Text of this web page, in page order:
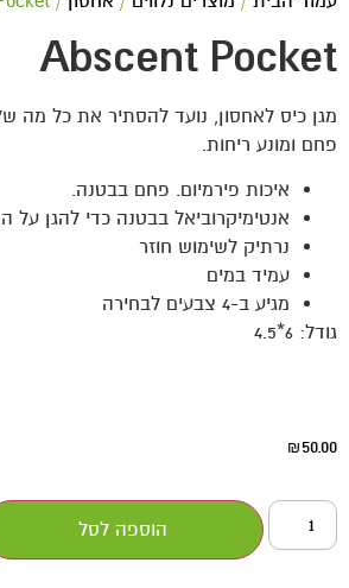
Abscent Pocket
מגן כיס לאחסון, נועד להסתיר את כל מה
פחם ומונע ריחות.
איכות פירמיום. פחם בבטנה.
אנטימיקרוביאל בבטנה כדי להגן על
נרתיק לשימוש חוזר
עמיד במים
מגיע ב-4 צבעים לבחירה
גודל: 6*4.5
₪50.00
הוספה לסל